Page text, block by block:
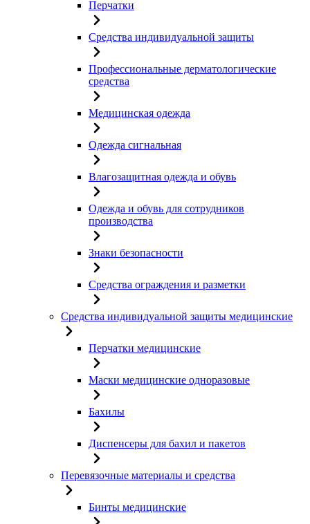
Перчатки
Средства индивидуальной защиты
Профессиональные дерматологические
средства
Медицинская одежда
Одежда сигнальная
Влагозащитная одежда и обувь
Одежда и обувь для сотрудников
производства
Знаки безопасности
Средства ограждения и разметки
Средства индивидуальной защиты медицинские
Перчатки медицинские
Маски медицинские одноразовые
Бахилы
Диспенсеры для бахил и пакетов
Перевязочные материалы и средства
Бинты медицинские